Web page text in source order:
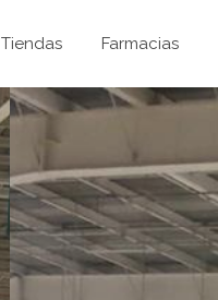
Tiendas Farmacias